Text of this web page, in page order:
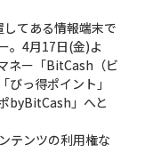
てある情報端末で
。4月17日(金)よ
ネー「BitCash（ビ
っ得ポイント」
byBitCash」へと
テンツの利用権な